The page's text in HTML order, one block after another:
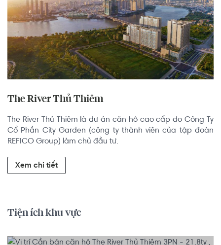
The River Thủ Thiêm
The River Thủ Thiêm là dự án căn hộ cao cấp do Công Ty
Cổ Phần City Garden (công ty thành viên của tập đoàn
REFICO Group) làm chủ đầu tư.
Xem chi tiết
Tiện ích khu vực